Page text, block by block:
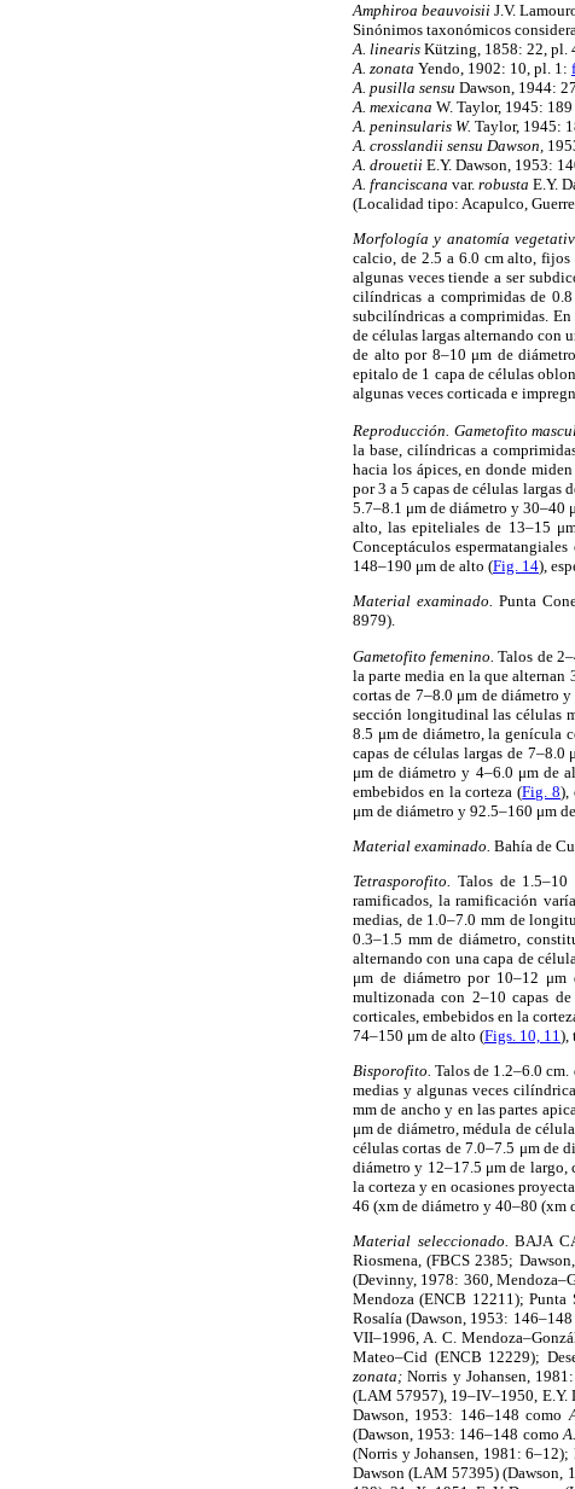
Amphiroa beauvoisii J.V.
Sinónimos taxonómicos
A. linearis Kützing, 1858: 22, pl.
A. zonata Yendo, 1902: 10, pl. 1:
A. pusilla sensu Dawson, 1944:
A. mexicana W. Taylor, 1945:
A. peninsularis W. Taylor, 1945:
A. crosslandii sensu Dawson,
A. drouetii E.Y. Dawson, 1953:
A. franciscana var. robusta E.Y.
(Localidad tipo: Acapulco,
Morfología y anatomía
calcio, de 2.5 a 6.0 cm alto,
algunas veces tiende a ser
cilíndricas a comprimidas de
subcilíndricas a comprimidas.
de células largas alternando con
de alto por 8–10 μm de
epitalo de 1 capa de células
algunas veces corticada e
Reproducción. Gametofito
la base, cilíndricas a
hacia los ápices, en donde
por 3 a 5 capas de células largas
5.7–8.1 μm de diámetro y 30–40
alto, las epiteliales de 13–15
Conceptáculos
148–190 μm de alto (Fig. 14),
Material examinado.Punta
8979).
Gametofito femenino.Talos de
la parte media en la que alternan
cortas de 7–8.0 μm de diámetro
sección longitudinal las células
8.5 μm de diámetro, la genícula
capas de células largas de
μm de diámetro y 4–6.0 μm de
embebidos en la corteza (Fig. 8),
μm de diámetro y 92.5–160 μm
Material examinado. Bahía de
Tetrasporofito. Talos de
ramificados, la ramificación
medias, de 1.0–7.0 mm de
0.3–1.5 mm de diámetro,
alternando con una capa de
μm de diámetro por 10–12
multizonada con 2–10 capas
corticales, embebidos en la
74–150 μm de alto (Figs. 10, 11 ),
Bisporofito.Talos de 1.2–6.0
medias y algunas veces
mm de ancho y en las partes
μm de diámetro, médula de
células cortas de 7.0–7.5 μm de
diámetro y 12–17.5 μm de largo,
la corteza y en ocasiones
46 (xm de diámetro y 40–80 (xm
Material seleccionado. BAJA
Riosmena, (FBCS 2385;
(Devinny, 1978: 360,
Mendoza (ENCB 12211);
Rosalía (Dawson, 1953:
VII–1996, A. C.
Mateo–Cid (ENCB 12229);
zonata;Norris y Johansen,
(LAM 57957), 19–IV–1950, E.Y.
Dawson, 1953: 146–148 como
(Dawson, 1953: 146–148 como
(Norris y Johansen, 1981:
Dawson (LAM 57395) (Dawson,